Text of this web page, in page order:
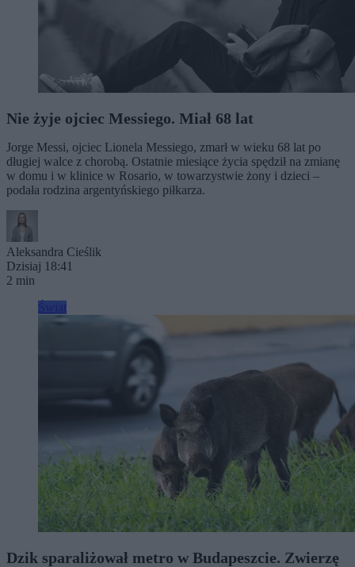
Nie żyje ojciec Messiego. Miał 68 lat
Jorge Messi, ojciec Lionela Messiego, zmarł w wieku 68 lat po
długiej walce z chorobą. Ostatnie miesiące życia spędził na zmianę
w domu i w klinice w Rosario, w towarzystwie żony i dzieci –
podała rodzina argentyńskiego piłkarza.
Aleksandra Cieślik
Dzisiaj 18:41
2 min
Dzik sparaliżował metro w Budapeszcie. Zwierzę